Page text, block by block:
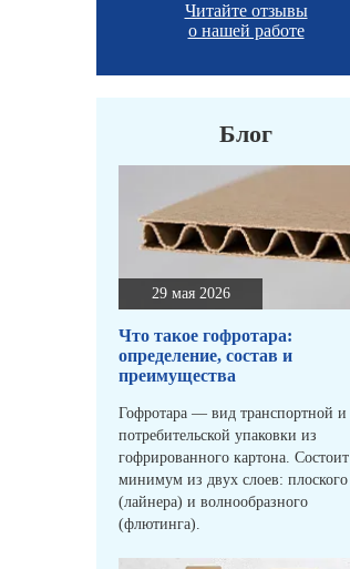
Читайте отзывы
о нашей работе
Блог
29 мая 2026
Что такое гофротара:
определение, состав и
преимущества
Гофротара — вид транспортной и
потребительской упаковки из
гофрированного картона. Состоит
минимум из двух слоев: плоского
(лайнера) и волнообразного
(флютинга).